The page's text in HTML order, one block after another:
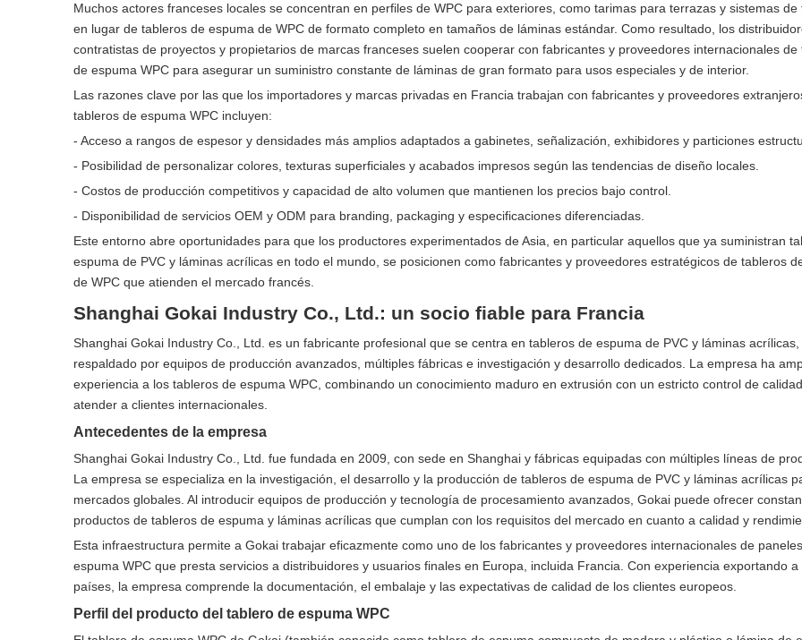
Muchos actores franceses locales se concentran en perfiles de WPC para exteriores, como tarimas para terrazas y sistemas de
en lugar de tableros de espuma de WPC de formato completo en tamaños de láminas estándar. Como resultado, los
contratistas de proyectos y propietarios de marcas franceses suelen cooperar con fabricantes y proveedores internacionales de
de espuma WPC para asegurar un suministro constante de láminas de gran formato para usos especiales y de interior.
Las razones clave por las que los importadores y marcas privadas en Francia trabajan con fabricantes y proveedores
tableros de espuma WPC incluyen:
- Acceso a rangos de espesor y densidades más amplios adaptados a gabinetes, señalización, exhibidores y particiones
- Posibilidad de personalizar colores, texturas superficiales y acabados impresos según las tendencias de diseño locales.
- Costos de producción competitivos y capacidad de alto volumen que mantienen los precios bajo control.
- Disponibilidad de servicios OEM y ODM para branding, packaging y especificaciones diferenciadas.
Este entorno abre oportunidades para que los productores experimentados de Asia, en particular aquellos que ya suministran
espuma de PVC y láminas acrílicas en todo el mundo, se posicionen como fabricantes y proveedores estratégicos de tableros
de WPC que atienden el mercado francés.
Shanghai Gokai Industry Co., Ltd.: un socio fiable para Francia
Shanghai Gokai Industry Co., Ltd. es un fabricante profesional que se centra en tableros de espuma de PVC y láminas acrílicas,
respaldado por equipos de producción avanzados, múltiples fábricas e investigación y desarrollo dedicados. La empresa ha
experiencia a los tableros de espuma WPC, combinando un conocimiento maduro en extrusión con un estricto control de
atender a clientes internacionales.
Antecedentes de la empresa
Shanghai Gokai Industry Co., Ltd. fue fundada en 2009, con sede en Shanghai y fábricas equipadas con múltiples líneas de
La empresa se especializa en la investigación, el desarrollo y la producción de tableros de espuma de PVC y láminas acrílicas
mercados globales. Al introducir equipos de producción y tecnología de procesamiento avanzados, Gokai puede ofrecer
productos de tableros de espuma y láminas acrílicas que cumplan con los requisitos del mercado en cuanto a calidad y
Esta infraestructura permite a Gokai trabajar eficazmente como uno de los fabricantes y proveedores internacionales de
espuma WPC que presta servicios a distribuidores y usuarios finales en Europa, incluida Francia. Con experiencia exportando a
países, la empresa comprende la documentación, el embalaje y las expectativas de calidad de los clientes europeos.
Perfil del producto del tablero de espuma WPC